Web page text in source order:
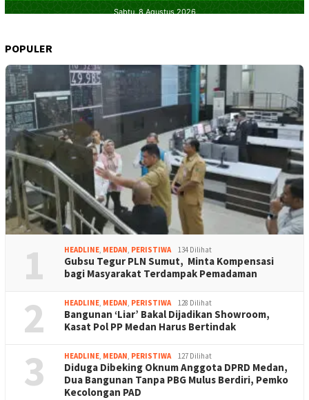
POPULER
1 HEADLINE, MEDAN, PERISTIWA 134 Dilihat
Gubsu Tegur PLN Sumut, Minta Kompensasi
bagi Masyarakat Terdampak Pemadaman
2 HEADLINE, MEDAN, PERISTIWA 128 Dilihat
Bangunan ‘Liar’ Bakal Dijadikan Showroom,
Kasat Pol PP Medan Harus Bertindak
3 HEADLINE, MEDAN, PERISTIWA 127 Dilihat
Diduga Dibeking Oknum Anggota DPRD Medan,
Dua Bangunan Tanpa PBG Mulus Berdiri, Pemko
Kecolongan PAD